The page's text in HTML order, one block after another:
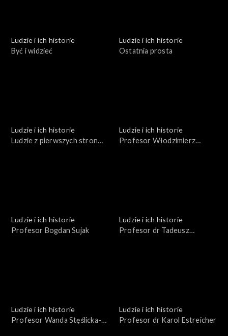
Ludzie i ich historie
Być i widzieć
Ludzie i ich historie
Ostatnia prosta
Ludzie i ich historie
Ludzie z pierwszych stron
Ludzie i ich historie
Profesor Włodzimierz
Ludzie i ich historie
Profesor Bogdan Sujak
Ludzie i ich historie
Profesor dr Tadeusz
Ludzie i ich historie
Profesor Wanda Stęślicka-
Ludzie i ich historie
Profesor dr Karol Estreicher